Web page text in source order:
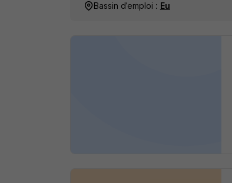
Bassin d’emploi : Eu